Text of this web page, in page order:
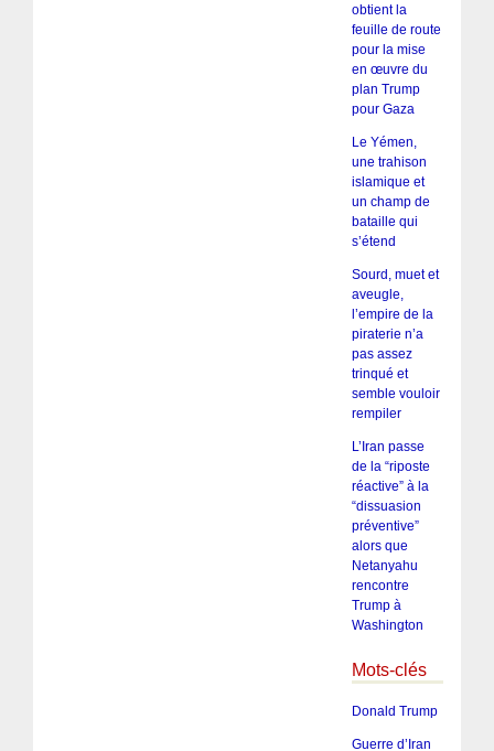
obtient la
feuille de route
pour la mise
en œuvre du
plan Trump
pour Gaza
Le Yémen,
une trahison
islamique et
un champ de
bataille qui
s’étend
Sourd, muet et
aveugle,
l’empire de la
piraterie n’a
pas assez
trinqué et
semble vouloir
rempiler
L’Iran passe
de la “riposte
réactive” à la
“dissuasion
préventive”
alors que
Netanyahu
rencontre
Trump à
Washington
Mots-clés
Donald Trump
Guerre d’Iran